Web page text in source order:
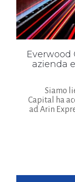
Everwood
azienda
Siamo
Capital ha
ad Arin